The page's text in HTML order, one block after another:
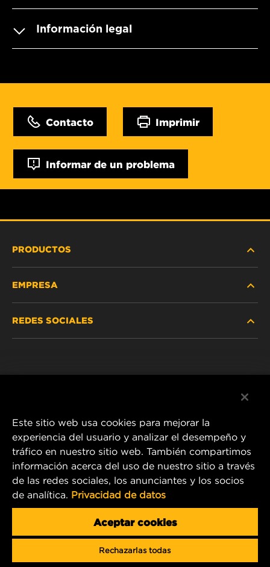
Información legal
Contacto Imprimir
Informar de un problema
PRODUCTOS
VEHÍCULOS LIVIANOS Y COMERCIALES
EMPRESA
REDES SOCIALES
1 Wix Way
P.O. Box 1967
Gastonia, NC 28054
Correo electrónico de producto y servicio al cliente:
info@mann-hummel.com
Este sitio web usa cookies para mejorar la
experiencia del usuario y analizar el desempeño y
tráfico en nuestro sitio web. También compartimos
información acerca del uso de nuestro sitio a través
de las redes sociales, los anunciantes y los socios
de analítica. Privacidad de datos
Aceptar cookies
Rechazarlas todas